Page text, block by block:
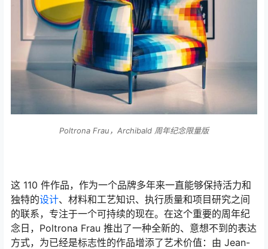
Poltrona Frau，Archibald 周年纪念限量版
这 110 件作品，作为一个品牌多年来一直能够保持活力和
独特的设计、材料和工艺知识、执行质量和项目研究之间
的联系，专注于一个可持续的现在。在这个重要的周年纪
念日，Poltrona Frau 推出了一种全新的、意想不到的表达
方式，为已经是标志性的作品增添了艺术价值：由 Jean-